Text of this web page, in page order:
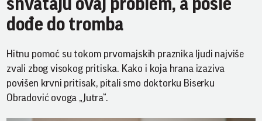
shvataju ovaj problem, a posle
dođe do tromba
Hitnu pomoć su tokom prvomajskih praznika ljudi najviše
zvali zbog visokog pritiska. Kako i koja hrana izaziva
povišen krvni pritisak, pitali smo doktorku Biserku
Obradović ovoga „Jutra“.